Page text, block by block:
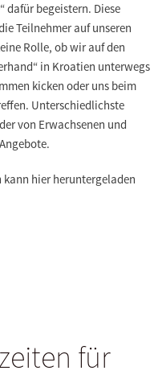
dafür begeistern. Diese
Teilnehmer auf unseren
Rolle, ob wir auf den
in Kroatien unterwegs
kicken oder uns beim
Unterschiedlichste
von Erwachsenen und
kann hier heruntergeladen
für